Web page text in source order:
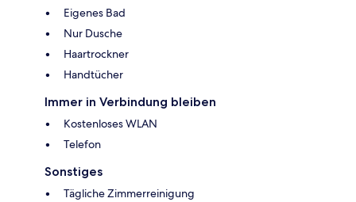
Eigenes Bad
Nur Dusche
Haartrockner
Handtücher
Immer in Verbindung bleiben
Kostenloses WLAN
Telefon
Sonstiges
Tägliche Zimmerreinigung